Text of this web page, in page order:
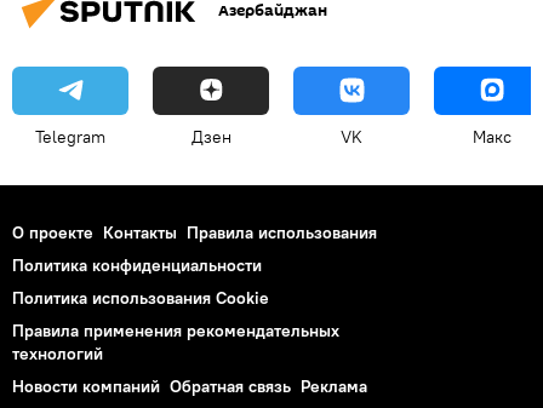
Азербайджан
Telegram Дзен VK Макс
О проекте Контакты Правила использования
Политика конфиденциальности
Политика использования Cookie
Правила применения рекомендательных
технологий
Новости компаний Обратная связь Реклама